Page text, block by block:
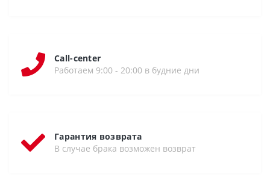
Call-center
Работаем 9:00 - 20:00 в будние дни
Гарантия возврата
В случае брака возможен возврат